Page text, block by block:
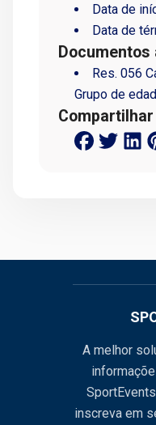
Data de
Data de
Documentos
Res. 056
Grupo de
A melhor
inscreva em